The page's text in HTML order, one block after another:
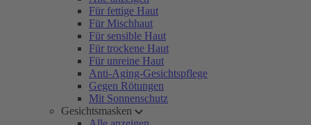
Für fettige Haut
Für Mischhaut
Für sensible Haut
Für trockene Haut
Für unreine Haut
Anti-Aging-Gesichtspflege
Gegen Rötungen
Mit Sonnenschutz
Gesichtsmasken